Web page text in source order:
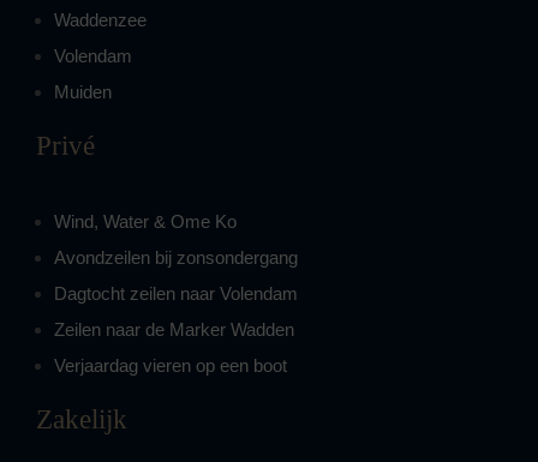
Waddenzee
Volendam
Muiden
Privé
Wind, Water & Ome Ko
Avondzeilen bij zonsondergang
Dagtocht zeilen naar Volendam
Zeilen naar de Marker Wadden
Verjaardag vieren op een boot
Zakelijk